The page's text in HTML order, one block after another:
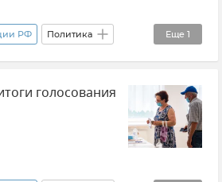
Еще 1
РФ Политика
голосования